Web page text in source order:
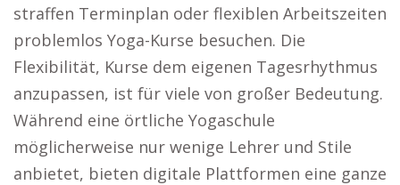
straffen Terminplan oder flexiblen Arbeitszeiten
problemlos Yoga-Kurse besuchen. Die
Flexibilität, Kurse dem eigenen Tagesrhythmus
anzupassen, ist für viele von großer Bedeutung.
Während eine örtliche Yogaschule
möglicherweise nur wenige Lehrer und Stile
anbietet, bieten digitale Plattformen eine ganze